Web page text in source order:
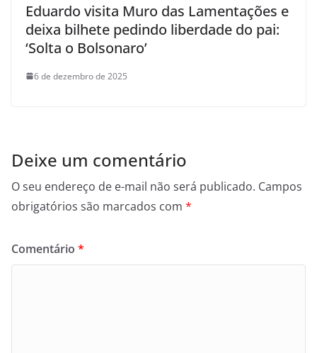
Eduardo visita Muro das Lamentações e
deixa bilhete pedindo liberdade do pai:
‘Solta o Bolsonaro’
6 de dezembro de 2025
Deixe um comentário
O seu endereço de e-mail não será publicado. Campos
obrigatórios são marcados com *
Comentário *